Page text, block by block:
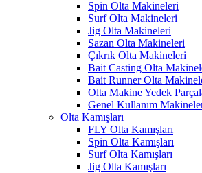
Spin Olta Makineleri
Surf Olta Makineleri
Jig Olta Makineleri
Sazan Olta Makineleri
Çıkrık Olta Makineleri
Bait Casting Olta
Bait Runner Olta
Olta Makine Yedek
Genel Kullanım
Olta Kamışları
FLY Olta Kamışları
Spin Olta Kamışları
Surf Olta Kamışları
Jig Olta Kamışları